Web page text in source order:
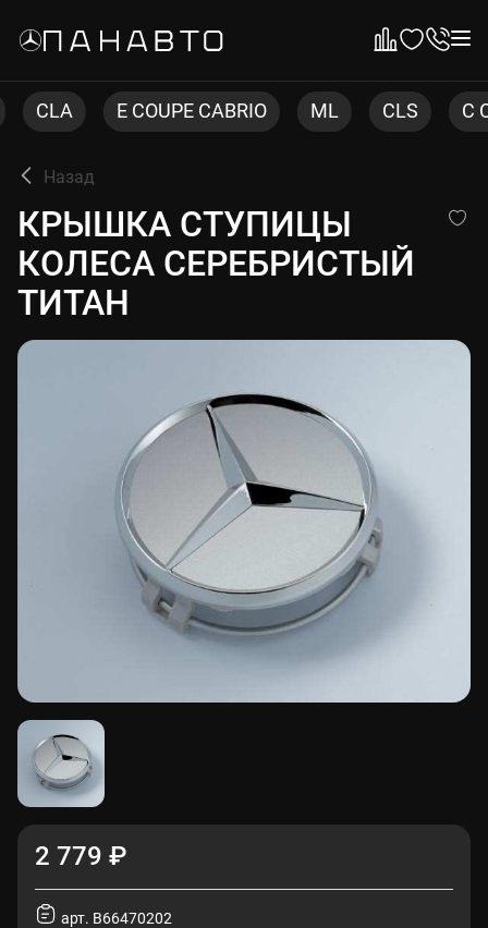
E COUPE CABRIO ML CLS C COUPE
Назад
КРЫШКА СТУПИЦЫ
КРЫШКА СТУПИЦЫ
КОЛЕСА СЕРЕБРИСТЫЙ
ТИТАН
2 779 ₽
арт. B66470202